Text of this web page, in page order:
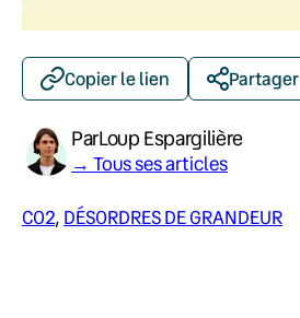
Copier le lien Partager
ParLoup Espargilière
→ Tous ses articles
CO2, DÉSORDRES DE GRANDEUR